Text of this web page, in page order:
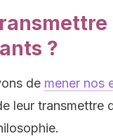
?
de mener nos
leur transmettre